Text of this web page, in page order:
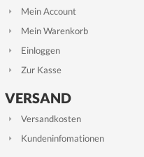
Mein Account
Mein Warenkorb
Einloggen
Zur Kasse
VERSAND
Versandkosten
Kundeninfomationen